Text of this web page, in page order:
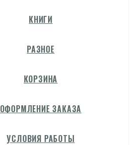
КНИГИ
РАЗНОЕ
КОРЗИНА
ОФОРМЛЕНИЕ ЗАКАЗА
УСЛОВИЯ РАБОТЫ